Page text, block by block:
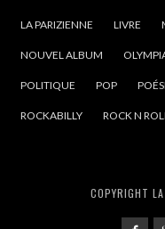
LA PARIZIENNE LIVRE
NOUVEL ALBUM
POLITIQUE POP
ROCKABILLY ROCK N
COPYRIGHT